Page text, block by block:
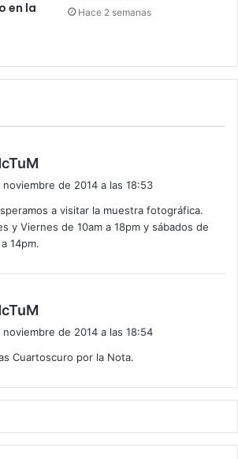
en la
Hace 2 semanas
e
:
noviembre de 2014 a las 18:53
a visitar la muestra fotográfica.
y Viernes de 10am a 18pm y sábados de
14pm.
e
noviembre de 2014 a las 18:54
Cuartoscuro por la Nota.